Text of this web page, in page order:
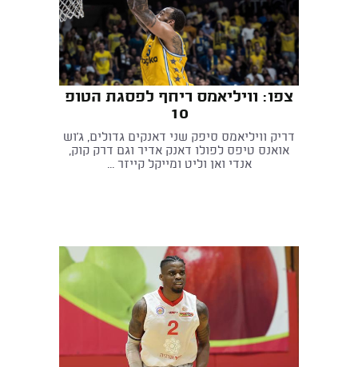
צפו: וויליאמס ריחף לפסגת הטופ
10
דריק וויליאמס סיפק שני דאנקים גדולים, ג'וש
אואנס טיפס לפולו דאנק אדיר וגם דרק קוק,
אנדי ואן וליט ומייקל קייזר ...